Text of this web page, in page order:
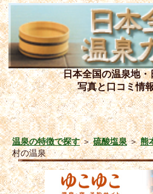
日本全国の温泉地・
写真と口コミ情
温泉の特徴で探す＞硫酸塩泉＞熊
村の温泉